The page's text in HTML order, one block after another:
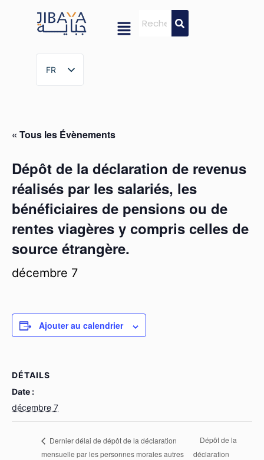
FR
FR
« Tous les Évènements
Dépôt de la déclaration de revenus
réalisés par les salariés, les
bénéficiaires de pensions ou de
rentes viagères y compris celles de
source étrangère.
décembre 7
Ajouter au calendrier
DÉTAILS
Date :
décembre 7
Dernier délai de dépôt de la déclaration
mensuelle par les personnes morales autres
Dépôt de la
déclaration